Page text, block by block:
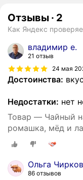
Отзывы · 2
Как Яндекс
владимир е.
21 отзыв
24 мая
Достоинства:
Недостатки: нет
Товар — Чайный
ромашка, мёд и
Ольга
86 отзывов